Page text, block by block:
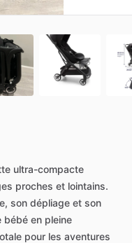
ultra-compacte
proches et lointains.
son dépliage et son
bébé en pleine
pour les aventures